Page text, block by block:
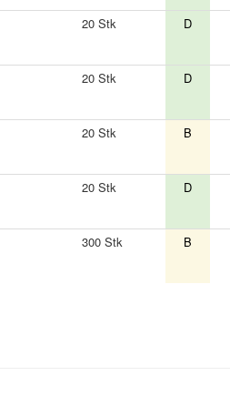
20 Stk D
20 Stk D
20 Stk B
20 Stk D
300 Stk B